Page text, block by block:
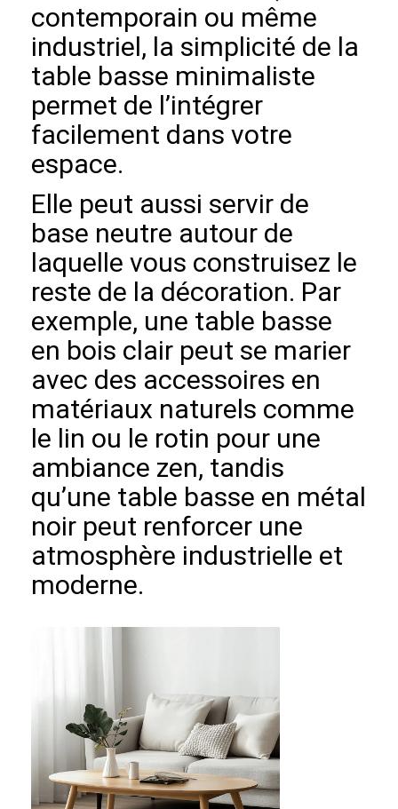
contemporain ou même
industriel, la simplicité de la
table basse minimaliste
permet de l’intégrer
facilement dans votre
espace.
Elle peut aussi servir de
base neutre autour de
laquelle vous construisez le
reste de la décoration. Par
exemple, une table basse
en bois clair peut se marier
avec des accessoires en
matériaux naturels comme
le lin ou le rotin pour une
ambiance zen, tandis
qu’une table basse en métal
noir peut renforcer une
atmosphère industrielle et
moderne.